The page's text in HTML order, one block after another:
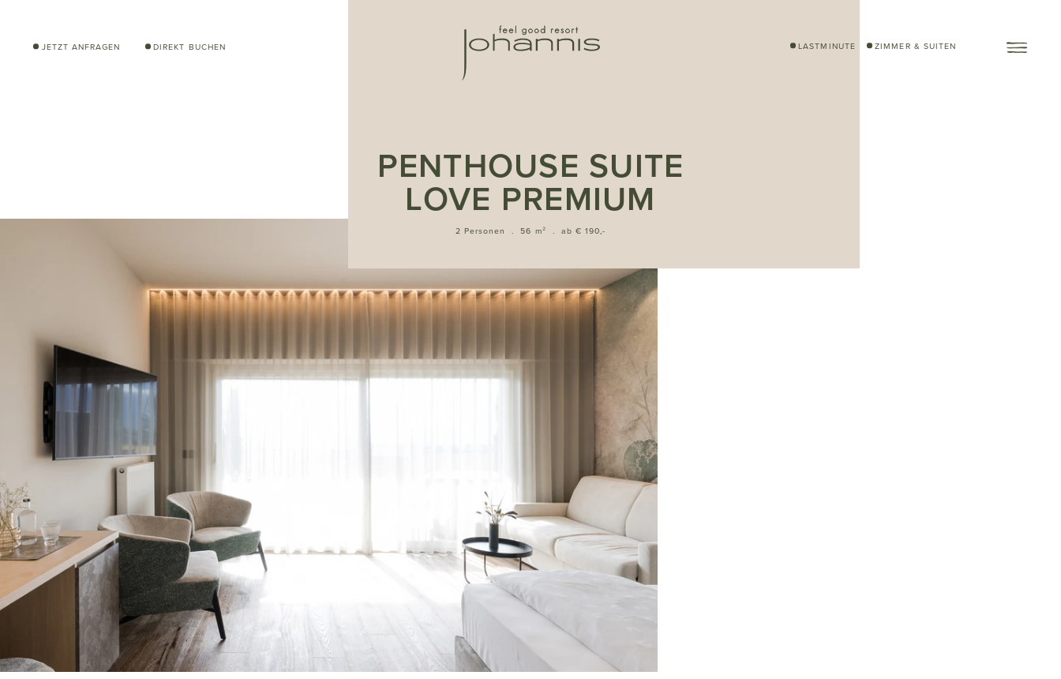
JETZT ANFRAGEN DIREKT BUCHEN LASTMINUTE ZIMMER & SUITEN
PENTHOUSE SUITE
LOVE PREMIUM
2 Personen . 56 m² . ab € 190,-